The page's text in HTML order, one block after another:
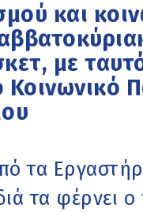
και
με
τα
τα φέρνει ο